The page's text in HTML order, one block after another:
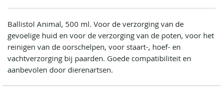
gallerij
Ballistol Animal, 500 ml. Voor de verzorging van de
gevoelige huid en voor de verzorging van de poten, voor het
reinigen van de oorschelpen, voor staart-, hoef- en
vachtverzorging bij paarden. Goede compatibiliteit en
aanbevolen door dierenartsen.